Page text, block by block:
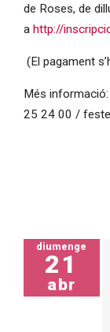
de Roses, de
a http://
(El pagament
Més
25 24 00 /
diumenge
21
abr